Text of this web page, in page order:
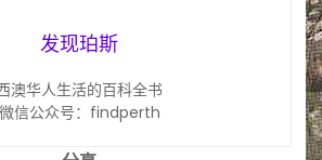
发现珀斯
澳华人生活的百科全书
微信公众号：findperth